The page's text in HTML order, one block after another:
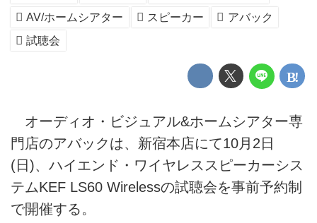
AV/ホームシアター
スピーカー
アバック
試聴会
オーディオ・ビジュアル&ホームシアター専
門店のアバックは、新宿本店にて10月2日
(日)、ハイエンド・ワイヤレススピーカーシス
テムKEF LS60 Wirelessの試聴会を事前予約制
で開催する。